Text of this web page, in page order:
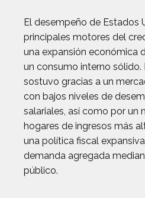
El desempeño de Estados
principales motores del
una expansión económica
un consumo interno sólido.
sostuvo gracias a un
con bajos niveles de
salariales, así como por un
hogares de ingresos más
una política fiscal
demanda agregada
público.